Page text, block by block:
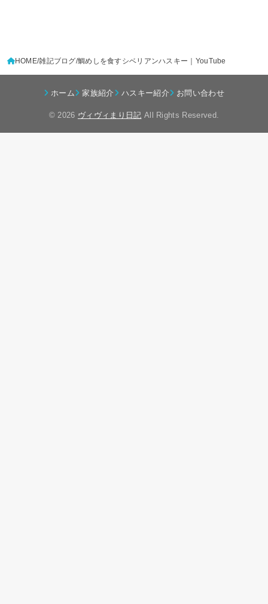
HOME 雑記ブログ 鯛めしを食すシベリアンハスキー｜YouTube
ホーム 家族紹介 ハスキー紹介 お問い合わせ
© 2026 ヴィヴィまり日記 All Rights Reserved.